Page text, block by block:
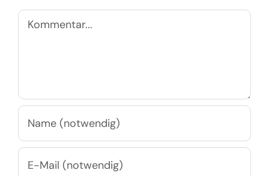
Kommentar